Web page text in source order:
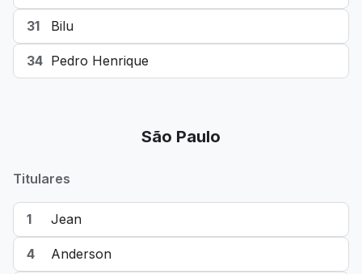
31 Bilu
34 Pedro Henrique
São Paulo
Titulares
1 Jean
4 Anderson